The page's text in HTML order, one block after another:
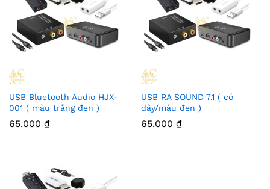
USB Bluetooth Audio HJX-
001 ( màu trắng đen )
65.000 ₫
USB RA SOUND 7.1 ( có
dây/màu đen )
65.000 ₫